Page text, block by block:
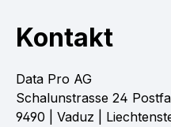
Kontakt
Data Pro AG
Schalunstrasse 24
9490 | Vaduz |